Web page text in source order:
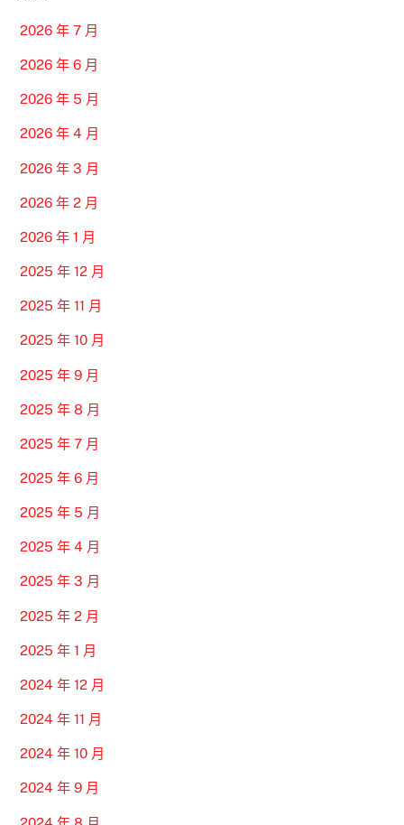
2026 年 7 月
2026 年 6 月
2026 年 5 月
2026 年 4 月
2026 年 3 月
2026 年 2 月
2026 年 1 月
2025 年 12 月
2025 年 11 月
2025 年 10 月
2025 年 9 月
2025 年 8 月
2025 年 7 月
2025 年 6 月
2025 年 5 月
2025 年 4 月
2025 年 3 月
2025 年 2 月
2025 年 1 月
2024 年 12 月
2024 年 11 月
2024 年 10 月
2024 年 9 月